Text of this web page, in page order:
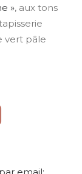
», aux tons
vert pâle